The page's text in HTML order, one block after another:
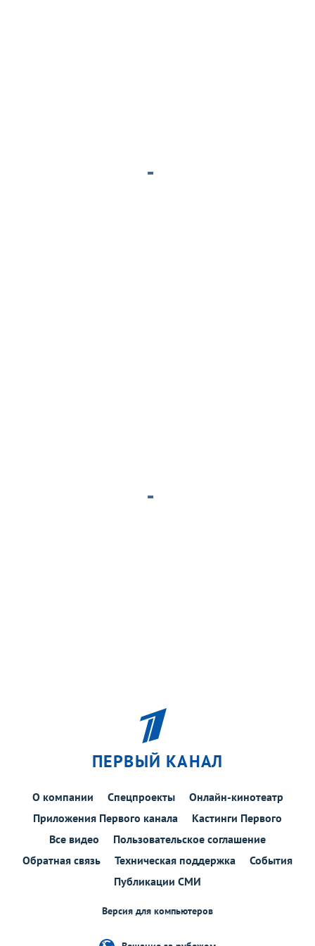
ПЕРВЫЙ КАНАЛ
О компании Спецпроекты
Онлайн-кинотеатр
Приложения Первого канала
Кастинги Первого
Все видео
Пользовательское соглашение
Обратная связь
Техническая поддержка
События
Публикации СМИ
Версия для компьютеров